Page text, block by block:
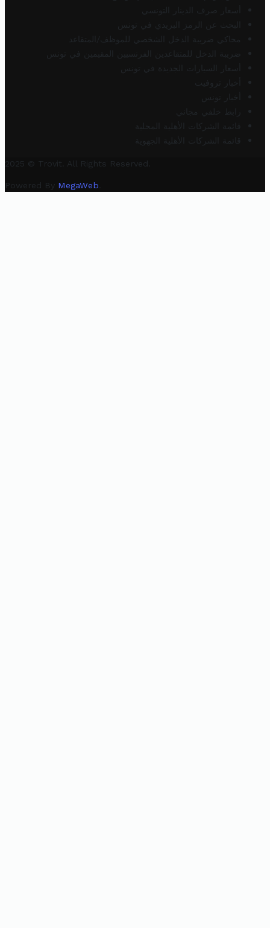
أسعار صرف الدينار التونسي
البحث عن الرمز البريدي في تونس
محاكي ضريبة الدخل الشخصي للموظف/المتقاعد
ضريبة الدخل للمتقاعدين الفرنسيين المقيمين في تونس
أسعار السيارات الجديدة في تونس
أخبار تروفيت
أخبار تونس
رابط خلفي مجاني
قائمة الشركات الأهلية المحلية
قائمة الشركات الأهلية الجهوية
2025 © Trovit. All Rights Reserved.
Powered By MegaWeb